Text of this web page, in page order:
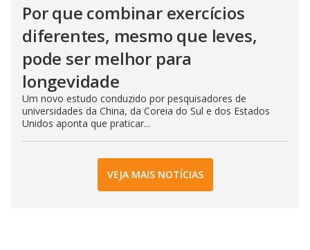
Por que combinar exercícios
diferentes, mesmo que leves,
pode ser melhor para
longevidade
Um novo estudo conduzido por pesquisadores de
universidades da China, da Coreia do Sul e dos Estados
Unidos aponta que praticar...
VEJA MAIS NOTÍCIAS